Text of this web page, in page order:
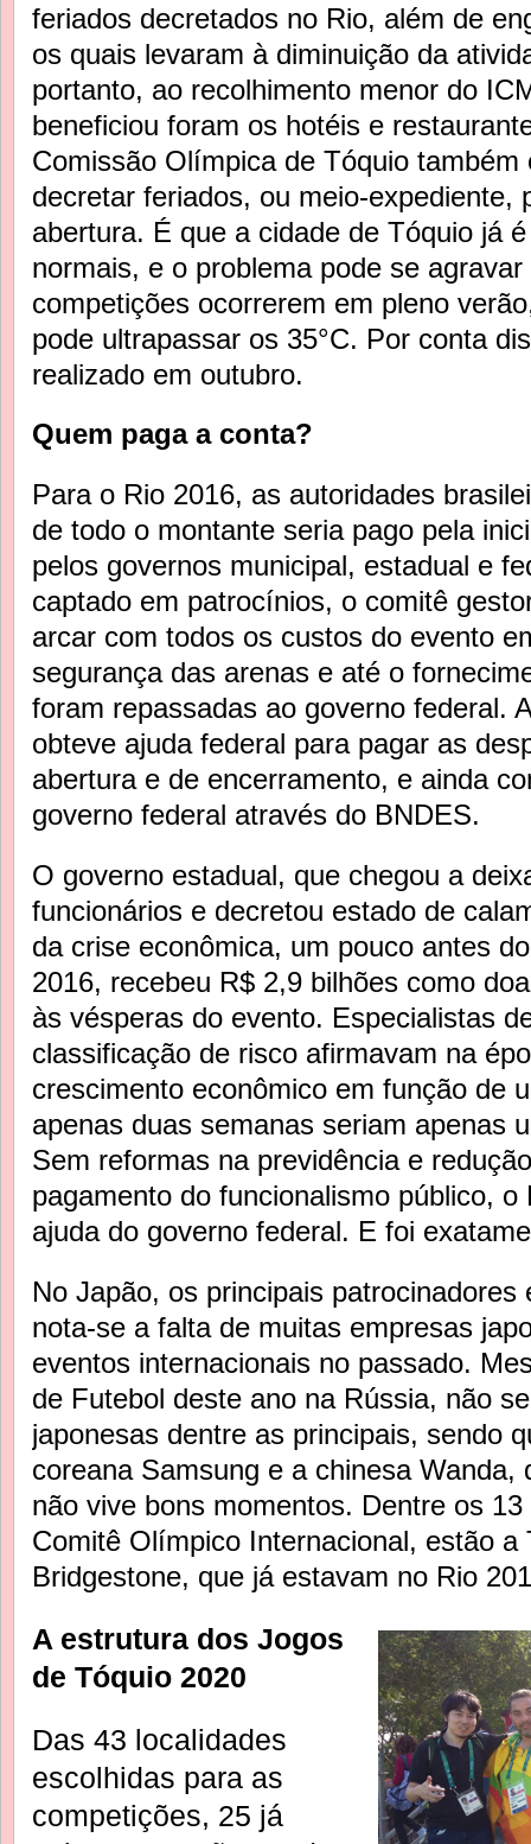
feriados decretados no Rio, além de
os quais levaram à diminuição da
portanto, ao recolhimento menor do
beneficiou foram os hotéis e
Comissão Olímpica de Tóquio também
decretar feriados, ou meio-expediente,
abertura. É que a cidade de Tóquio já
normais, e o problema pode se
competições ocorrerem em pleno
pode ultrapassar os 35°C. Por conta
realizado em outubro.
Quem paga a conta?
Para o Rio 2016, as autoridades
de todo o montante seria pago pela
pelos governos municipal, estadual e
captado em patrocínios, o comitê
arcar com todos os custos do evento
segurança das arenas e até o
foram repassadas ao governo federal.
obteve ajuda federal para pagar as
abertura e de encerramento, e ainda
governo federal através do BNDES.
O governo estadual, que chegou a
funcionários e decretou estado de
da crise econômica, um pouco antes
2016, recebeu R$ 2,9 bilhões como
às vésperas do evento. Especialistas
classificação de risco afirmavam na
crescimento econômico em função de
apenas duas semanas seriam apenas
Sem reformas na previdência e
pagamento do funcionalismo público,
ajuda do governo federal. E foi
No Japão, os principais patrocinadores
nota-se a falta de muitas empresas
eventos internacionais no passado.
de Futebol deste ano na Rússia, não
japonesas dentre as principais, sendo
coreana Samsung e a chinesa Wanda,
não vive bons momentos. Dentre os
Comitê Olímpico Internacional, estão a
Bridgestone, que já estavam no Rio
A estrutura dos Jogos
de Tóquio 2020
Das 43 localidades
escolhidas para as
competições, 25 já